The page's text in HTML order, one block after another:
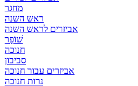
מחגר
ראש השנה
אביזרים לראש השנה
שׁוֹפָר
חנוכה
סביבון
אביזרים עבור חנוכה
נרות חנוכה